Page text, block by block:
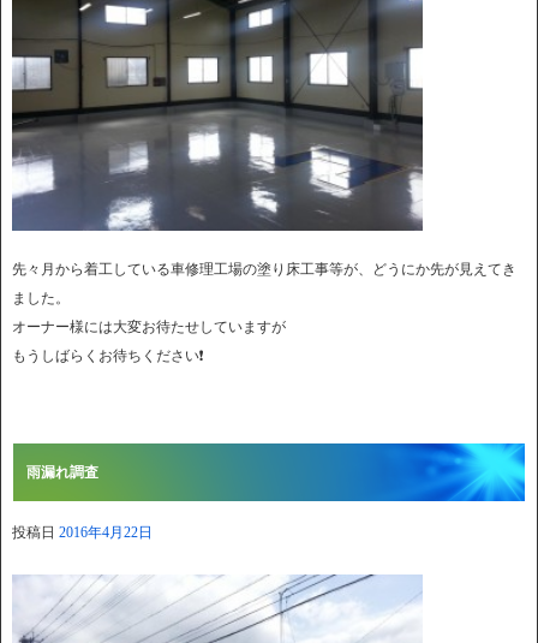
先々月から着工している車修理工場の塗り床工事等が、どうにか先が見えてき
ました。
オーナー様には大変お待たせしていますが
もうしばらくお待ちください❗
雨漏れ調査
投稿日 2016年4月22日